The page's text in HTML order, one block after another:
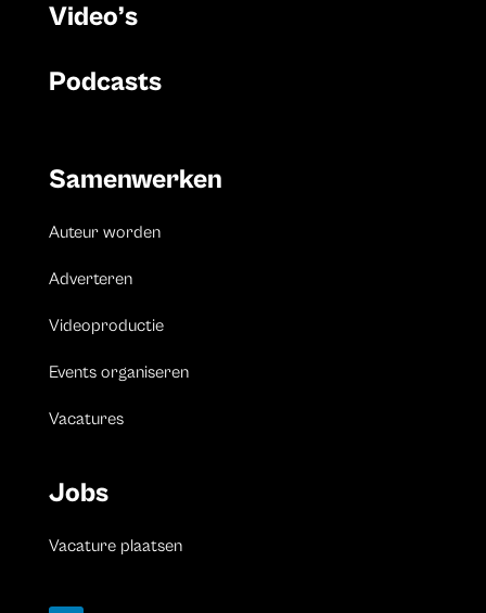
Video’s
Podcasts
Samenwerken
Auteur worden
Adverteren
Videoproductie
Events organiseren
Vacatures
Jobs
Vacature plaatsen